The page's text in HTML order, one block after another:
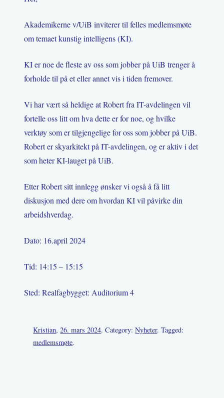
Akademikerne v/UiB inviterer til felles medlemsmøte
om temaet kunstig intelligens (KI).
KI er noe de fleste av oss som jobber på UiB trenger å
forholde til på et eller annet vis i tiden fremover.
Vi har vært så heldige at Robert fra IT-avdelingen vil
fortelle oss litt om hva dette er for noe, og hvilke
verktøy som er tilgjengelige for oss som jobber på UiB.
Robert er skyarkitekt på IT-avdelingen, og er aktiv i det
som heter KI-lauget på UiB.
Etter Robert sitt innlegg ønsker vi også å få litt
diskusjon med dere om hvordan KI vil påvirke din
arbeidshverdag.
Dato: 16.april 2024
Tid: 14:15 – 15:15
Sted: Realfagbygget: Auditorium 4
Kristian,26. mars 2024. Category:Nyheter. Tagged:
medlemsmøte.